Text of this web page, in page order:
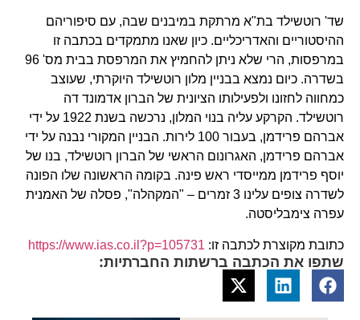
שד' רוטשילד בת"א מרתקת במיבנים שבה, עם סיפוריהם
ההיסטוריים והאדריכליים. כיון שאנו מתמקדים בכתבה זו
במרפסות, הרי שלא ניתן להחמיץ את המרפסת בבית מס' 96
בשדרה. כיום נמצא בבניין מלון רוטשילד היוקרתי, שעוצב
כמחווה לחזונו ולפעילותו הציונית של הברון אדמונד דה
רוטשילד. הקרקע עליה בנוי המלון, נרכשה בשנת 1922 על ידי
אברהם פרידמן, בעבור 100 לירות. הבניין המקורי נבנה על ידי
אברהם פרידמן, האגרונום הראשי של הברון רוטשילד, בנו של
יוסף פרידמן ממייסדי ראש פינה. בקומה הראשונה שלו הפונה
לשדרה צופים עלינו 3 זמרים – "המקהלה", פסלה של האמנית
עפרה צימבליסטה.
כתובת מקוצרת לכתבה זו: https://www.ias.co.il?p=105731
שתפו את הכתבה ברשתות החברתיות: